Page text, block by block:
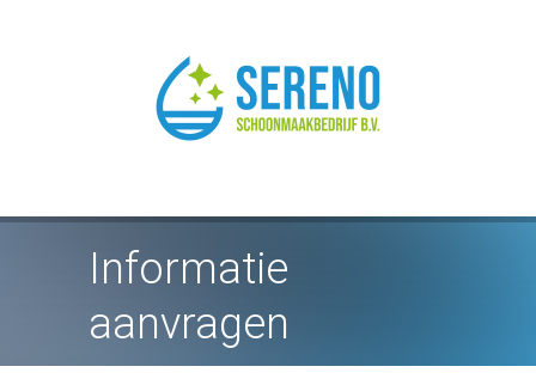
Informatie
aanvragen